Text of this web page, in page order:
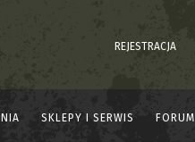
REJESTRACJA
SKLEPY I SERWIS FORUM